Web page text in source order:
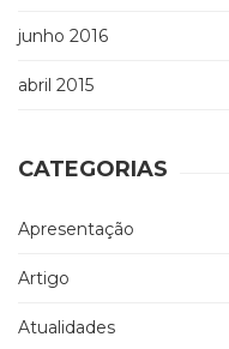
junho 2016
abril 2015
CATEGORIAS
Apresentação
Artigo
Atualidades